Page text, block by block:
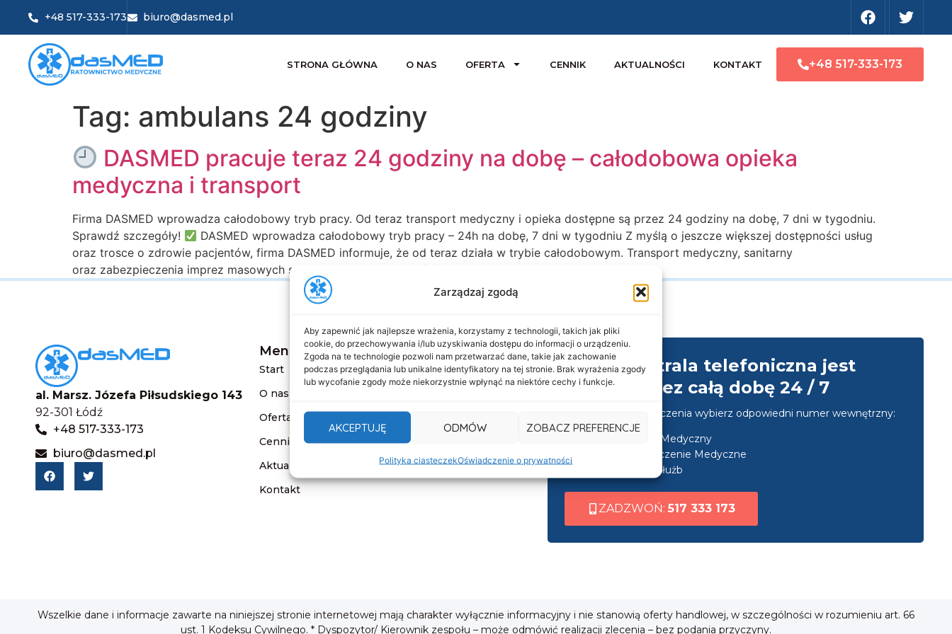
Zarządzaj zgodą
Aby zapewnić jak najlepsze wrażenia, korzystamy z technologii, takich jak pliki
cookie, do przechowywania i/lub uzyskiwania dostępu do informacji o urządzeniu.
Zgoda na te technologie pozwoli nam przetwarzać dane, takie jak zachowanie
podczas przeglądania lub unikalne identyfikatory na tej stronie. Brak wyrażenia zgody
lub wycofanie zgody może niekorzystnie wpłynąć na niektóre cechy i funkcje.
AKCEPTUJĘ ODMÓW ZOBACZ PREFERENCJE
Polityka ciasteczekOświadczenie o prywatności
+48 517-333-173 biuro@dasmed.pl
STRONA GŁÓWNA O NAS OFERTA CENNIK AKTUALNOŚCI KONTAKT +48 517-333-173
Tag: ambulans 24 godziny
DASMED pracuje teraz 24 godziny na dobę – całodobowa opieka
medyczna i transport
Firma DASMED wprowadza całodobowy tryb pracy. Od teraz transport medyczny i opieka dostępne są przez 24 godziny na dobę, 7 dni w tygodniu.
Sprawdź szczegóły!
DASMED wprowadza całodobowy tryb pracy – 24h na dobę, 7 dni w tygodniu Z myślą o jeszcze większej dostępności usług
oraz trosce o zdrowie pacjentów, firma DASMED informuje, że od teraz działa w trybie całodobowym. Transport medyczny, sanitarny
oraz zabezpieczenia imprez masowych są dostępne 24 godziny […]
al. Marsz. Józefa Piłsudskiego 143
92-301 Łódź
+48 517-333-173
biuro@dasmed.pl
Menu
Start
O nas
Oferta
Cennik
Aktualności
Kontakt
Informacje
Deklaracja dostępności
Polityka prywatności
Cookies
Nasza centrala telefoniczna jest
czynna przez całą dobę 24 / 7
Po nawiązaniu połączenia wybierz odpowiedni numer wewnętrzny:
wew. 1 ➜ Transport Medyczny
wew. 2 ➜ Zabezpieczenie Medyczne
wew. 3 ➜ Obsługa służb
ZADZWOŃ:517 333 173
Wszelkie dane i informacje zawarte na niniejszej stronie internetowej mają charakter wyłącznie informacyjny i nie stanowią oferty handlowej, w szczególności w rozumieniu art. 66
ust. 1 Kodeksu Cywilnego. * Dyspozytor/ Kierownik zespołu – może odmówić realizacji zlecenia – bez podania przyczyny.